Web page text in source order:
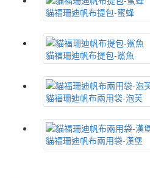
貓福珊迪帆布提包-蜜蜂
貓福珊迪帆布提包-鯊魚
貓福珊迪帆布兩用袋-泡芙
貓福珊迪帆布兩用袋-漢堡